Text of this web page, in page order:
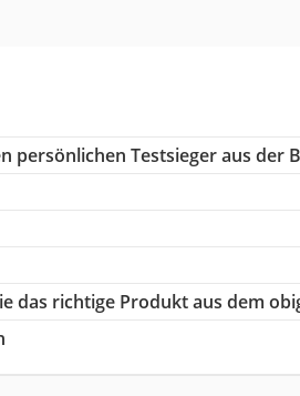
persönlichen Testsieger aus der
das richtige Produkt aus dem